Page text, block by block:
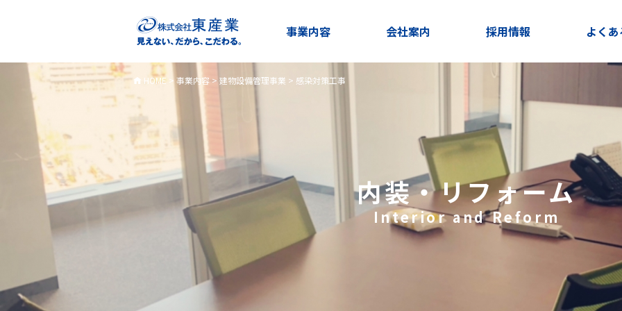
事業内容 会社案内 採用情報 よく
HOME > 事業内容 > 建物設備管理事業 > 感染対策工事
内装・リフォーム
Interior and Reform